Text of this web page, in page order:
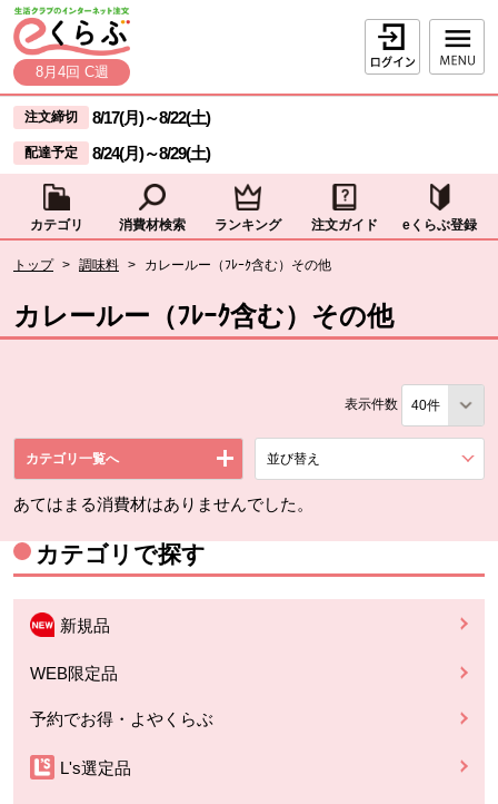
ページの先頭です。
本文へジャンプする。
8月4回 C週
ログイン
ここからサイト内共通メニューです。
サイト内共通メニューをスキップする
注文締切 8/17(月)～8/22(土)
配達予定 8/24(月)～8/29(土)
カテゴリ 消費材検索 ランキング 注文ガイド eくらぶ登録
トップ > 調味料 > カレールー（ﾌﾚｰｸ含む）その他
カレールー（ﾌﾚｰｸ含む）その他
表示件数
カテゴリ一覧へ 並び替え
あてはまる消費材はありませんでした。
カテゴリで探す
新規品
WEB限定品
予約でお得・よやくらぶ
L's選定品